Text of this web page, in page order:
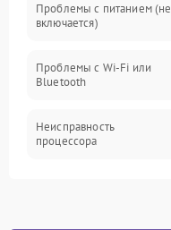
Экран
Аудиосистема
Проблемы с питанием (не
включается)
Проблемы с Wi-Fi или
Bluetooth
Неисправность
процессора